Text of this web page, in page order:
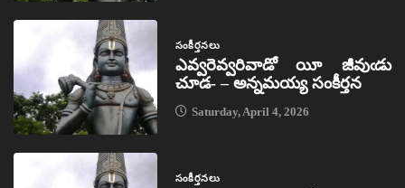
సంకీర్తనలు
ఎవ్వరెవ్వరివాడో యీ జీవుఁడు
చూడ- – అన్నమయ్య సంకీర్తన
Saturday, April 4, 2026
సంకీర్తనలు